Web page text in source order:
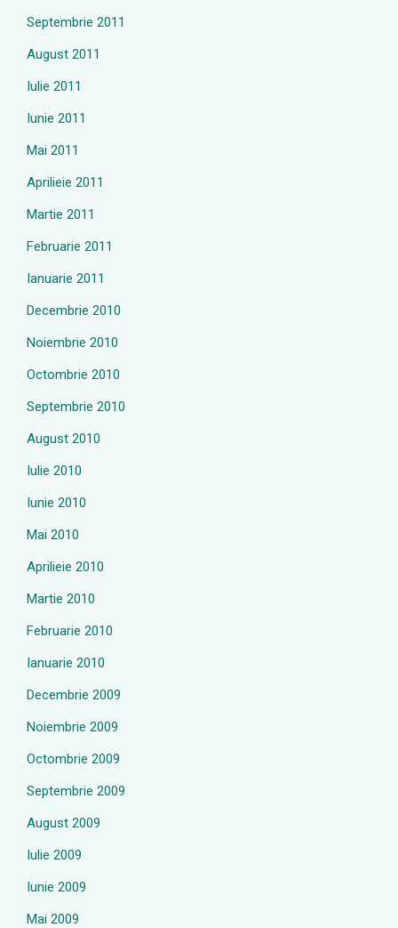
Septembrie 2011
August 2011
Iulie 2011
Iunie 2011
Mai 2011
Aprilieie 2011
Martie 2011
Februarie 2011
Ianuarie 2011
Decembrie 2010
Noiembrie 2010
Octombrie 2010
Septembrie 2010
August 2010
Iulie 2010
Iunie 2010
Mai 2010
Aprilieie 2010
Martie 2010
Februarie 2010
Ianuarie 2010
Decembrie 2009
Noiembrie 2009
Octombrie 2009
Septembrie 2009
August 2009
Iulie 2009
Iunie 2009
Mai 2009